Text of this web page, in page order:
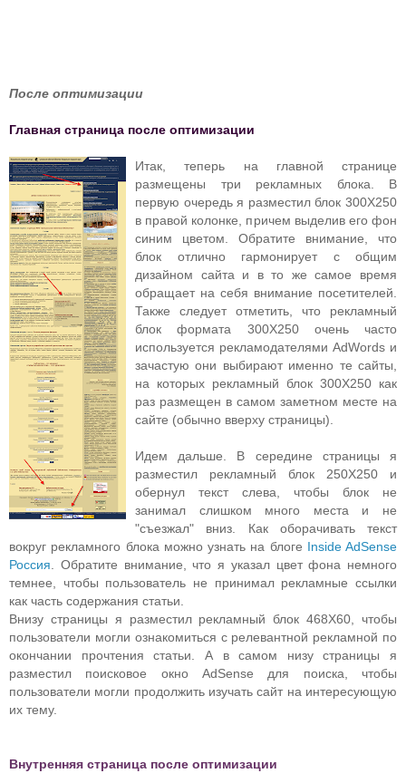
После оптимизации
Главная страница после оптимизации
Итак, теперь на главной странице
размещены три рекламных блока. В
первую очередь я разместил блок 300Х250
в правой колонке, причем выделив его фон
синим цветом. Обратите внимание, что
блок отлично гармонирует с общим
дизайном сайта и в то же самое время
обращает на себя внимание посетителей.
Также следует отметить, что рекламный
блок формата 300Х250 очень часто
используется рекламодателями AdWords и
зачастую они выбирают именно те сайты,
на которых рекламный блок 300Х250 как
раз размещен в самом заметном месте на
сайте (обычно вверху страницы).
Идем дальше. В середине страницы я
разместил рекламный блок 250Х250 и
обернул текст слева, чтобы блок не
занимал слишком много места и не
"съезжал" вниз. Как оборачивать текст
вокруг рекламного блока можно узнать на блоге Inside AdSense
Россия . Обратите внимание, что я указал цвет фона немного
темнее, чтобы пользователь не принимал рекламные ссылки
как часть содержания статьи.
Внизу страницы я разместил рекламный блок 468Х60, чтобы
пользователи могли ознакомиться с релевантной рекламной по
окончании прочтения статьи. А в самом низу страницы я
разместил поисковое окно AdSense для поиска, чтобы
пользователи могли продолжить изучать сайт на интересующую
их тему.
Внутренняя страница после оптимизации